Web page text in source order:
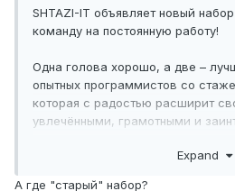
SHTAZI-IT объявляет новый
команду на постоянную работу!
Одна голова хорошо, а две –
опытных программистов со
которая с радостью расширит
увлечёнными, грамотными и
Expand
А где "старый" набор?